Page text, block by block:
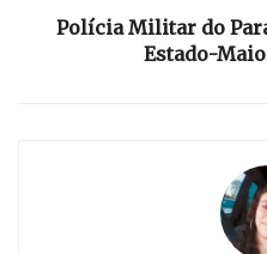
Polícia Militar do
Estado-